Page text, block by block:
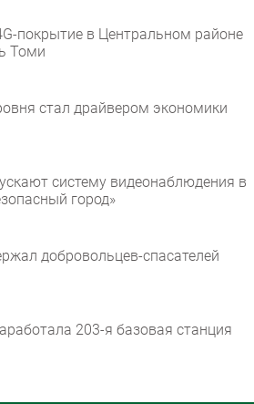
покрытие в Центральном районе
Томи
стал драйвером экономики
систему видеонаблюдения в
город»
добровольцев-спасателей
203-я базовая станция